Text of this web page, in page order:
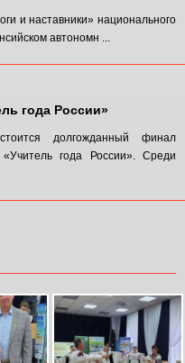
и наставники» национального
автономн ...
года России»
долгожданный финал
«Учитель года России». Среди